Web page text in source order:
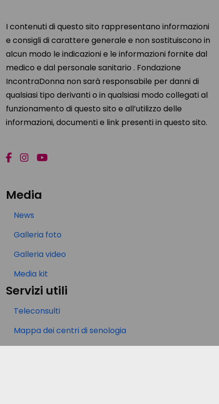
I contenuti di questo sito rappresentano informazioni
e consigli di carattere generale e non sostituiscono in
alcun modo le indicazioni e le informazioni fornite dal
medico e dal personale sanitario . Fondazione
IncontraDonna non sarà responsabile per danni di
qualsiasi tipo derivanti o in qualsiasi modo collegati al
funzionamento di questo sito e all’utilizzo delle
informazioni, documenti e link presenti in questo sito.
Media
News
Galleria foto
Galleria video
Media kit
Servizi utili
Teleconsulti
Mappa dei centri di senologia